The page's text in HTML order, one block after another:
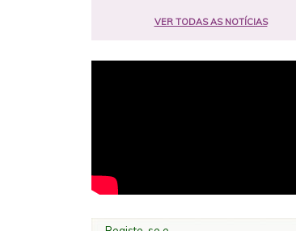
VER TODAS AS NOTÍCIAS